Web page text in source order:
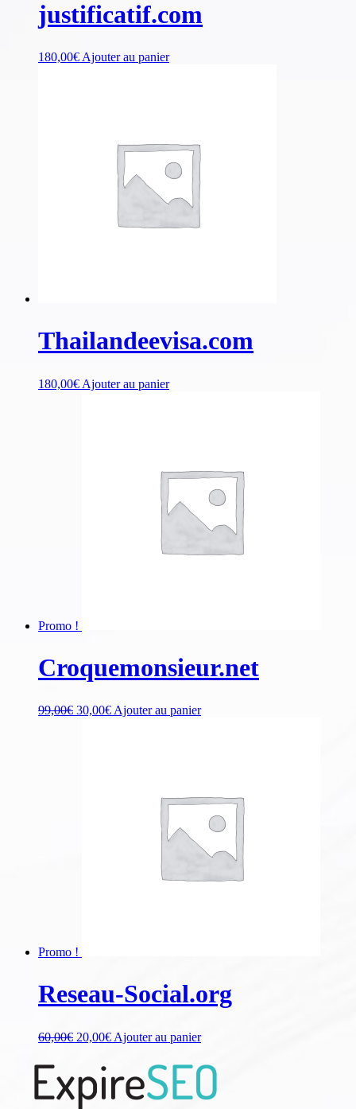
justificatif.com
180,00€ Ajouter au panier
Thailandeevisa.com
180,00€ Ajouter au panier
Promo !
Croquemonsieur.net
99,00€ 30,00€ Ajouter au panier
Promo !
Reseau-Social.org
60,00€ 20,00€ Ajouter au panier